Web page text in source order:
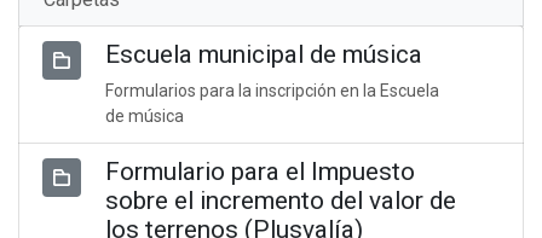
Escuela municipal de música
Formularios para la inscripción en la Escuela
de música
Formulario para el Impuesto
sobre el incremento del valor de
los terrenos (Plusvalía)